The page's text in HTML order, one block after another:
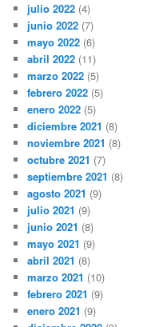
julio 2022 (4)
junio 2022 (7)
mayo 2022 (6)
abril 2022 (11)
marzo 2022 (5)
febrero 2022 (5)
enero 2022 (5)
diciembre 2021 (8)
noviembre 2021 (8)
octubre 2021 (7)
septiembre 2021 (8)
agosto 2021 (9)
julio 2021 (9)
junio 2021 (8)
mayo 2021 (9)
abril 2021 (8)
marzo 2021 (10)
febrero 2021 (9)
enero 2021 (9)